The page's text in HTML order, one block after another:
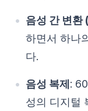
음성 간 변환
하면서 하나
다.
음성 복제 :
성의 디지털